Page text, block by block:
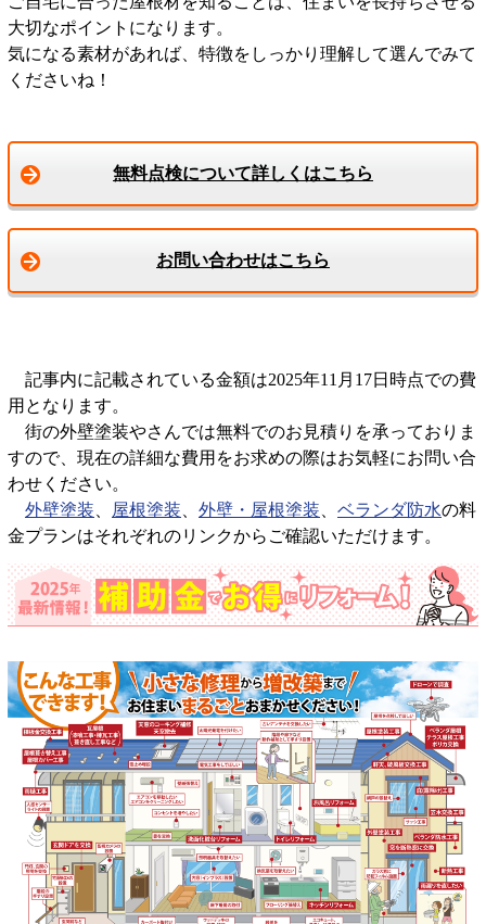
大切なポイントになります。
気になる素材があれば、特徴をしっかり理解して選んでみて
くださいね！
無料点検について詳しくはこちら
お問い合わせはこちら
記事内に記載されている金額は2025年11月17日時点での費
用となります。
街の外壁塗装やさんでは無料でのお見積りを承っておりま
すので、現在の詳細な費用をお求めの際はお気軽にお問い合
わせください。
外壁塗装、 屋根塗装、 外壁・屋根塗装、 ベランダ防水の料
金プランはそれぞれのリンクからご確認いただけます。